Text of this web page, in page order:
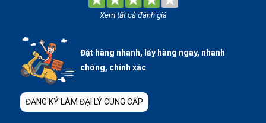
Xem tất cả đánh giá
Đặt hàng nhanh, lấy hàng ngay, nhanh
chóng, chính xác
ĐĂNG KÝ LÀM ĐẠI LÝ CUNG CẤP